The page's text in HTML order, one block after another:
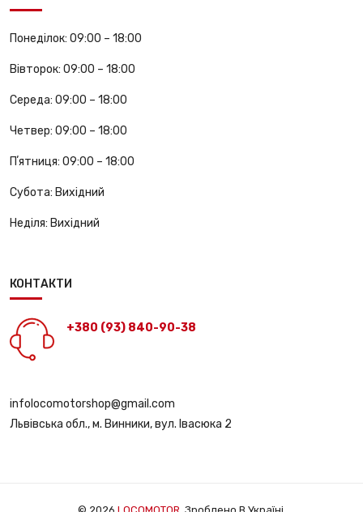
Понеділок: 09:00 – 18:00
Вівторок: 09:00 – 18:00
Середа: 09:00 – 18:00
Четвер: 09:00 – 18:00
Пʼятниця: 09:00 – 18:00
Субота: Вихідний
Неділя: Вихідний
КОНТАКТИ
+380 (93) 840-90-38
infolocomotorshop@gmail.com
Львівська обл., м. Винники, вул. Івасюка 2
© 2026 LOCOMOTOR . Зроблено В Україні.